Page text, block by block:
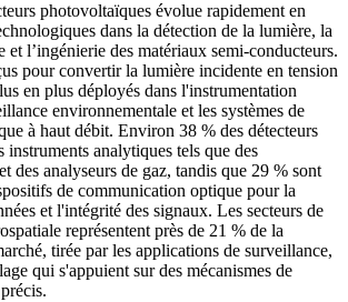
photovoltaïques évolue rapidement en
dans la détection de la lumière, la
et l’ingénierie des matériaux semi-conducteurs.
pour convertir la lumière incidente en tension
en plus déployés dans l'instrumentation
environnementale et les systèmes de
à haut débit. Environ 38 % des détecteurs
instruments analytiques tels que des
des analyseurs de gaz, tandis que 29 % sont
de communication optique pour la
et l'intégrité des signaux. Les secteurs de
représentent près de 21 % de la
tirée par les applications de surveillance,
qui s'appuient sur des mécanismes de